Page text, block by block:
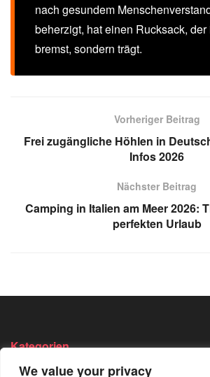
We value your privacy
nach gesundem
beherzigt, hat einen Rucksack,
bremst, sondern trägt.
Vorheriger Beitrag
Frei zugängliche Höhlen in
Infos 2026
Nächster Beitrag
Camping in Italien am Meer 2026:
perfekten Urlaub
Kategorien